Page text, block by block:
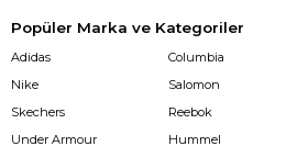
Popüler Marka ve Kategoriler
Adidas
Nike
Skechers
Under Armour
Columbia
Salomon
Reebok
Hummel